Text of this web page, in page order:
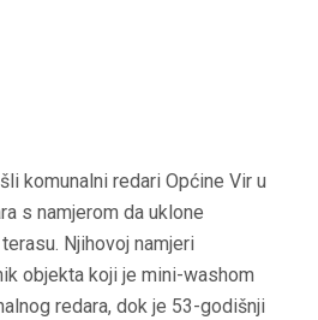
komunalni redari Općine Vir u
s namjerom da uklone
Njihovoj namjeri
objekta koji je mini-washom
redara, dok je 53-godišnji